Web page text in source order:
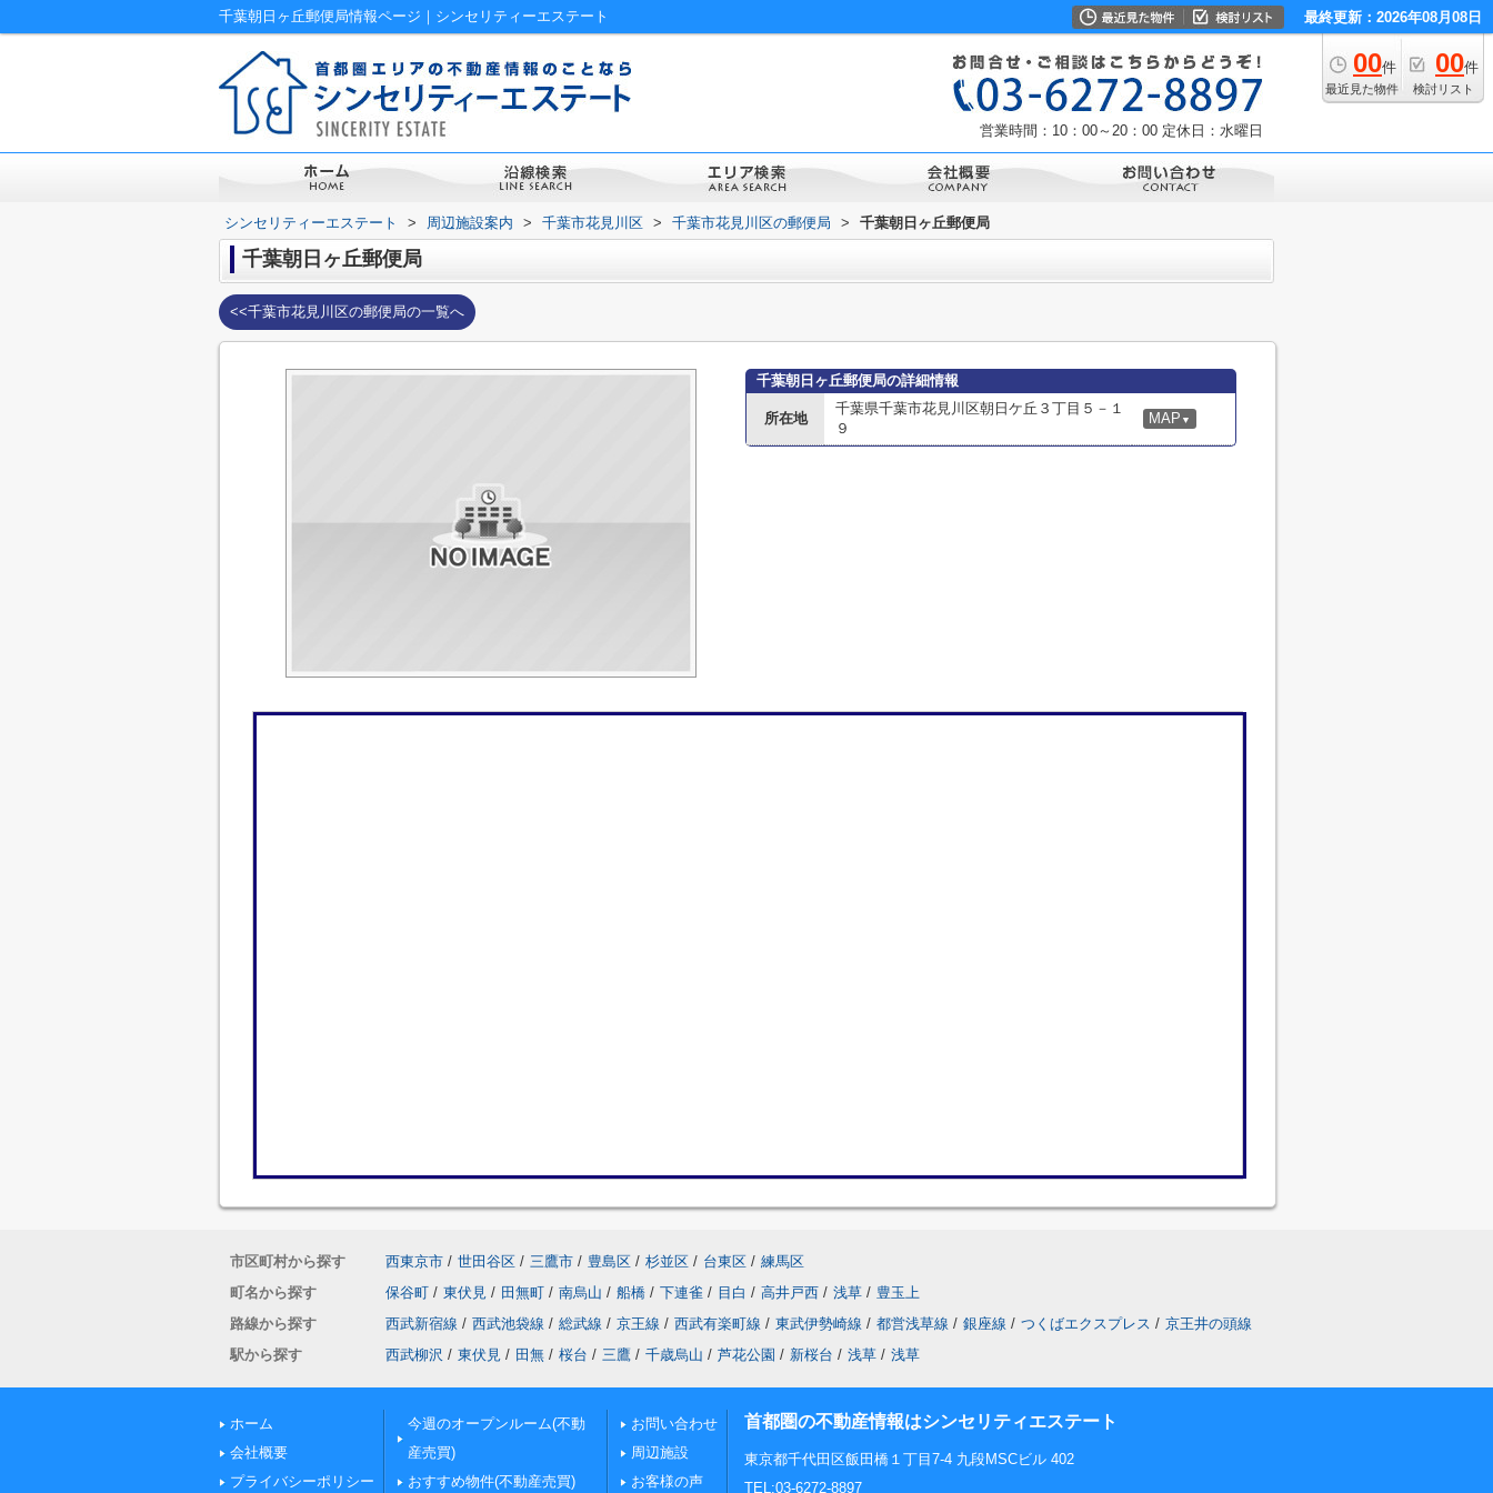
千葉朝日ヶ丘郵便局情報ページ｜シンセリティーエステート 最終更新：2026年08月08日
00件
最近見た物件
00件
検討リスト
営業時間：10：00～20：00 定休日：水曜日
シンセリティーエステート > 周辺施設案内 > 千葉市花見川区 > 千葉市花見川区の郵便局 > 千葉朝日ヶ丘郵便局
千葉朝日ヶ丘郵便局
<<千葉市花見川区の郵便局の一覧へ
千葉朝日ヶ丘郵便局の詳細情報
所在地
千葉県千葉市花見川区朝日ケ丘３丁目５－１
９
MAP ▼
市区町村から探す 西東京市 / 世田谷区 / 三鷹市 / 豊島区 / 杉並区 / 台東区 / 練馬区
町名から探す
保谷町 / 東伏見 / 田無町 / 南烏山 / 船橋 / 下連雀 / 目白 / 高井戸西 / 浅草 / 豊玉上
路線から探す
西武新宿線 / 西武池袋線 / 総武線 / 京王線 / 西武有楽町線 / 東武伊勢崎線 / 都営浅草線 / 銀座線 / つくばエクスプレス / 京王井の頭線
駅から探す
西武柳沢 / 東伏見 / 田無 / 桜台 / 三鷹 / 千歳烏山 / 芦花公園 / 新桜台 / 浅草 / 浅草
ホーム
会社概要
プライバシーポリシー
今週のオープンルーム(不動
産売買)
おすすめ物件(不動産売買)
お問い合わせ
周辺施設
お客様の声
首都圏の不動産情報はシンセリティエステート
東京都千代田区飯田橋１丁目7-4 九段MSCビル 402
TEL:03-6272-8897